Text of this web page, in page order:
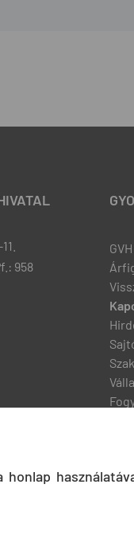
958
GVH